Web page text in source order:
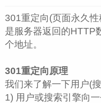
301重定向(页面永久
是服务器返回的HTTP
个地址。
301重定向原理
我们来了解一下用户(
1) 用户或搜索引擎向